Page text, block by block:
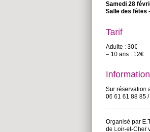
Samedi 28
Salle des fêtes
Tarif
Adulte : 30€
– 10 ans : 12€
Sur réservation
06 61 61 88 85
Organisé par
de Loir-et-Cher